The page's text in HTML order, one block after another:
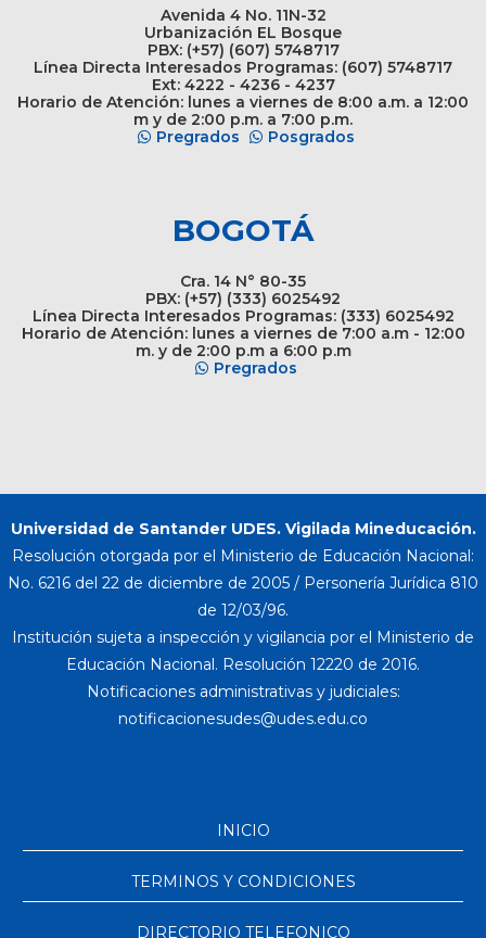
Avenida 4 No. 11N-32
Urbanización EL Bosque
PBX: (+57) (607) 5748717
Línea Directa Interesados Programas: (607) 5748717
Ext: 4222 - 4236 - 4237
Horario de Atención: lunes a viernes de 8:00 a.m. a 12:00
m y de 2:00 p.m. a 7:00 p.m.
Pregrados
Posgrados
BOGOTÁ
Cra. 14 N° 80-35
PBX: (+57) (333) 6025492
Línea Directa Interesados Programas: (333) 6025492
Horario de Atención: lunes a viernes de 7:00 a.m - 12:00
m. y de 2:00 p.m a 6:00 p.m
Pregrados
Universidad de Santander UDES. Vigilada Mineducación.
Resolución otorgada por el Ministerio de Educación Nacional:
No. 6216 del 22 de diciembre de 2005 / Personería Jurídica 810
de 12/03/96.
Institución sujeta a inspección y vigilancia por el Ministerio de
Educación Nacional. Resolución 12220 de 2016.
Notificaciones administrativas y judiciales:
INICIO
TERMINOS Y CONDICIONES
DIRECTORIO TELEFONICO